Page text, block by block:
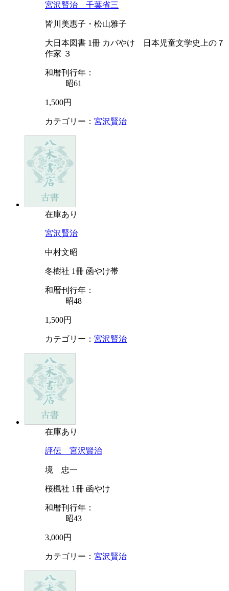
宮沢賢治 千葉省三
皆川美惠子・松山雅子
大日本図書 1冊 カバやけ 日本児童文学史上の７
作家 ３
和暦刊行年：
昭61
1,500円
カテゴリー： 宮沢賢治
在庫あり
宮沢賢治
中村文昭
冬樹社 1冊 函やけ帯
和暦刊行年：
昭48
1,500円
カテゴリー： 宮沢賢治
在庫あり
評伝 宮沢賢治
境 忠一
桜楓社 1冊 函やけ
和暦刊行年：
昭43
3,000円
カテゴリー： 宮沢賢治